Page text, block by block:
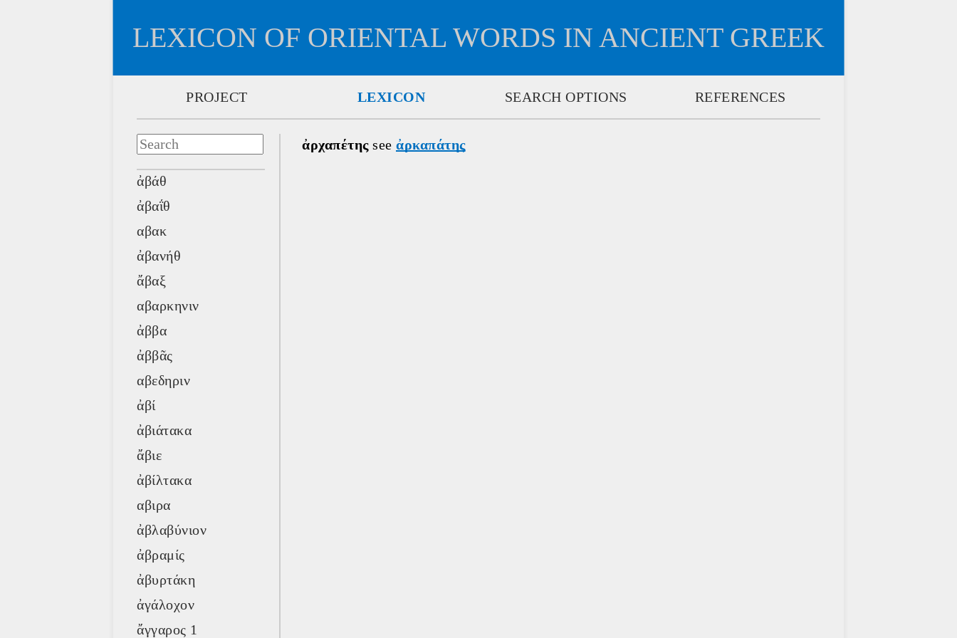
LEXICON OF ORIENTAL WORDS IN ANCIENT GREEK
PROJECT LEXICON SEARCH OPTIONS REFERENCES
ἀβάθ
ἀβαΐθ
αβακ
ἀβανήθ
ἄβαξ
αβαρκηνιν
ἀββα
ἀββᾶς
αβεδηριν
ἀβί
ἀβιάτακα
ἄβιε
ἀβίλτακα
αβιρα
ἀβλαβύνιον
ἀβραμίς
ἀβυρτάκη
ἀγάλοχον
ἄγγαρος 1
ἀρχαπέτης see ἀρκαπάτης